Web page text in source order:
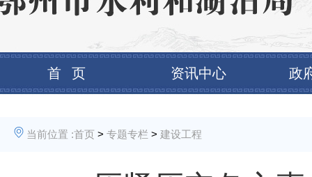
首 页 资讯中心 政
当前位置 :首页 > 专题专栏 > 建设工程